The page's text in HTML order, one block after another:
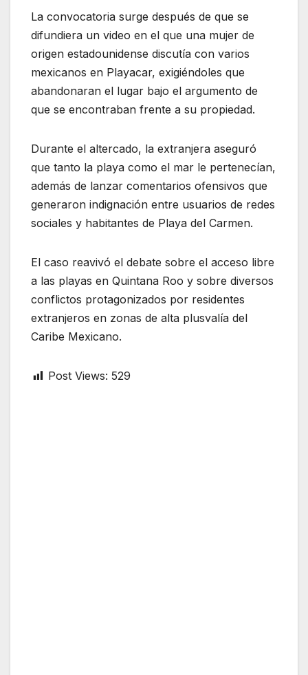
La convocatoria surge después de que se
difundiera un video en el que una mujer de
origen estadounidense discutía con varios
mexicanos en Playacar, exigiéndoles que
abandonaran el lugar bajo el argumento de
que se encontraban frente a su propiedad.
Durante el altercado, la extranjera aseguró
que tanto la playa como el mar le pertenecían,
además de lanzar comentarios ofensivos que
generaron indignación entre usuarios de redes
sociales y habitantes de Playa del Carmen.
El caso reavivó el debate sobre el acceso libre
a las playas en Quintana Roo y sobre diversos
conflictos protagonizados por residentes
extranjeros en zonas de alta plusvalía del
Caribe Mexicano.
Post Views: 529